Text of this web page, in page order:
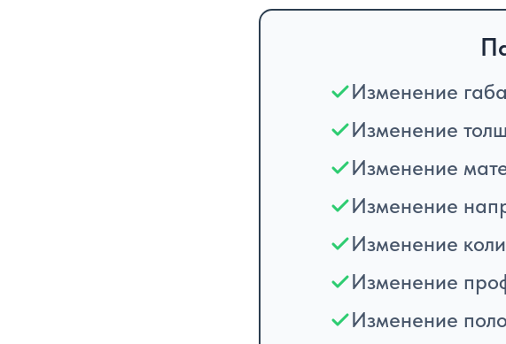
Изменение
Изменение
Изменение
Изменение
Изменение
Изменение
Изменение